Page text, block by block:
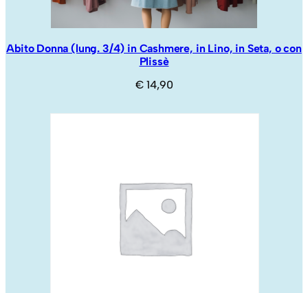
Abito Donna (lung. 3/4) in Cashmere, in Lino, in Seta, o con
Plissè
€ 14,90